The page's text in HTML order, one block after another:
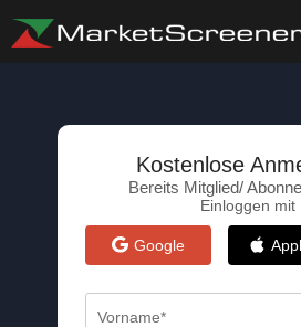
Kostenlose
Bereits Mitglied/
Einloggen mit
Google